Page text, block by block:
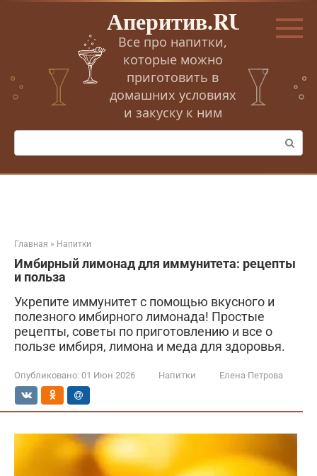
Перейти
Аперитив.RU
Все про напитки,
которые можно
приготовить в
домашних условиях
и закуску к ним
Поиск:
Главная » Напитки
Имбирный лимонад для иммунитета: рецепты
и польза
Укрепите иммунитет с помощью вкусного и
полезного имбирного лимонада! Простые
рецепты, советы по приготовлению и все о
пользе имбиря, лимона и меда для здоровья.
Опубликовано: 01 Июн 2026 Напитки Елена Петрова